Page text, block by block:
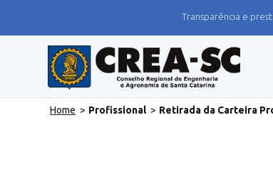
Transparência e
Home > Profissional > Retirada da Carteira